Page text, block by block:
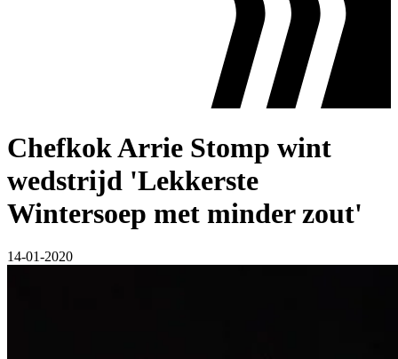
Chefkok Arrie Stomp wint
wedstrijd 'Lekkerste
Wintersoep met minder zout'
14-01-2020